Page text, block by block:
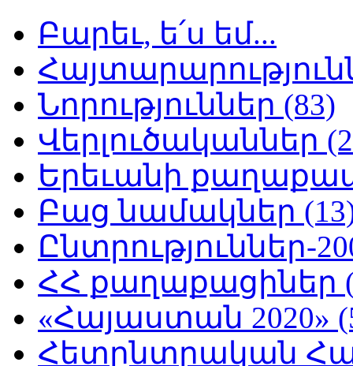
Բարեւ, ե՛ս եմ...
Նորություններ (83)
Վերլուծականներ
Երեւանի
Բաց նամակներ
Ընտրություններ-
ՀՀ քաղաքացիներ
«Հայաստան 2020»
Հետընտրական